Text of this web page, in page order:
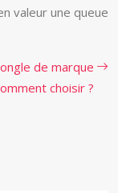
valeur une queue
de marque
choisir ?